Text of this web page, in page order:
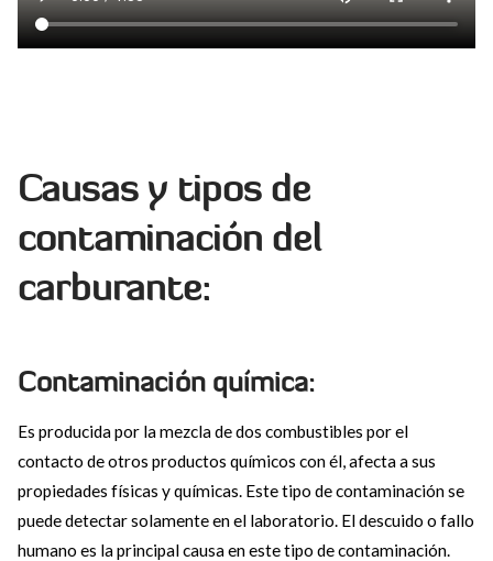
Causas y tipos de
contaminación del
carburante:
Contaminación química:
Es producida por la mezcla de dos combustibles por el
contacto de otros productos químicos con él, afecta a sus
propiedades físicas y químicas. Este tipo de contaminación se
puede detectar solamente en el laboratorio. El descuido o fallo
humano es la principal causa en este tipo de contaminación.